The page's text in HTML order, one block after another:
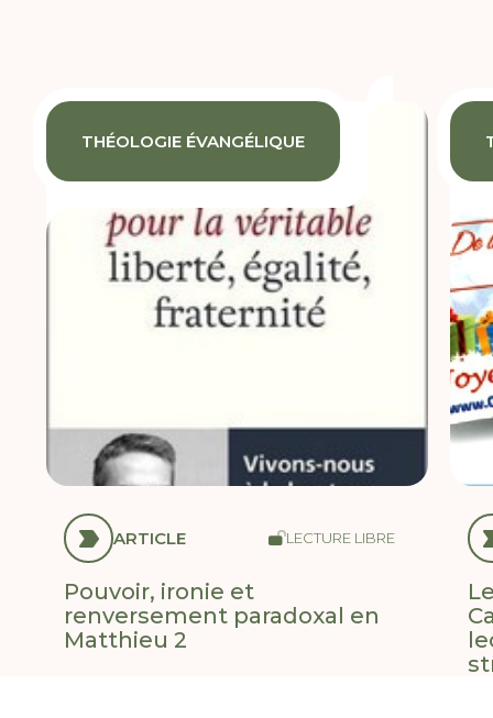
THÉOLOGIE ÉVANGÉLIQUE
ARTICLE LECTURE LIBRE
Pouvoir, ironie et
renversement paradoxal en
Matthieu 2